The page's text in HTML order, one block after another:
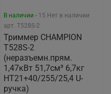
В наличии - 15 Нет в наличии
арт. T528S-2
Триммер CHAMPION
Т528S-2
(неразъемн.прям.
1,47кВт 51,7см³ 6,7кг
HT21+40/255/25,4 U-
ручка)